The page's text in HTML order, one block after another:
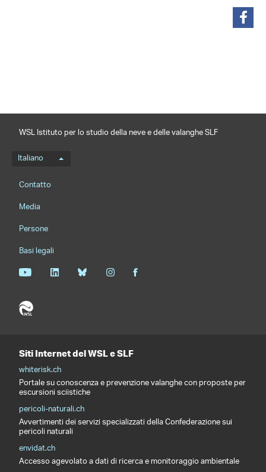
WSL Istituto per lo studio della neve e delle valanghe SLF
Menu della lingua
Italiano
Footernavigation
Contatto
Media
Persone
Basi legali
Siti Internet del WSL e SLF
whiterisk.ch
Portale su conoscenza e prevenzione valanghe con proposte per
escursioni sciistiche
pericoli-naturali.ch
Avvertimenti dei servizi specializzati della Confederazione sui
pericoli naturali
envidat.ch
Accesso agevolato a dati di ricerca e monitoraggio ambientale